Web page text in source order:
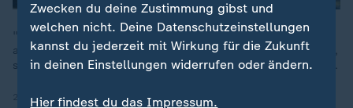
"Wir verstehen das auch als Auftrag, das BSW weiter
aufzubauen und spätestens 2029 in den Bundestag zu führen",
so Sahra Wagenknecht mit Blick auf das knappe Wahlergebnis.
24.02.2025 | 9:17 min
Zwecken du deine Zustimmung gibst und
welchen nicht. Deine Datenschutzeinstellungen
kannst du jederzeit mit Wirkung für die Zukunft
in deinen Einstellungen widerrufen oder ändern.
Hier findest du das Impressum.